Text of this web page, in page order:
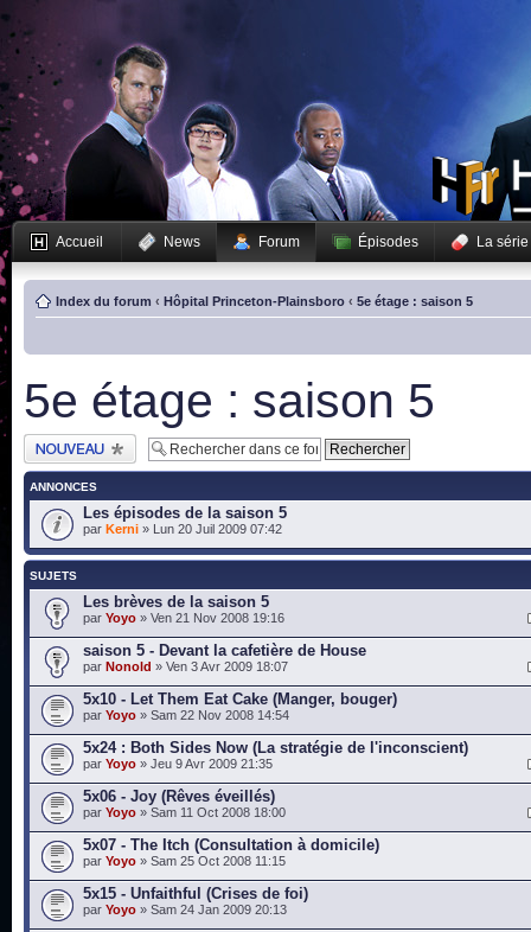
Accueil News Forum Épisodes La série
Index du forum ‹ Hôpital Princeton-Plainsboro ‹ 5e étage : saison 5
5e étage : saison 5
Publier un nouveau
sujet
ANNONCES
Les épisodes de la saison 5
par Kerni » Lun 20 Juil 2009 07:42
SUJETS
Les brèves de la saison 5
par Yoyo » Ven 21 Nov 2008 19:16
saison 5 - Devant la cafetière de House
par Nonold » Ven 3 Avr 2009 18:07
5x10 - Let Them Eat Cake (Manger, bouger)
par Yoyo » Sam 22 Nov 2008 14:54
5x24 : Both Sides Now (La stratégie de l'inconscient)
par Yoyo » Jeu 9 Avr 2009 21:35
5x06 - Joy (Rêves éveillés)
par Yoyo » Sam 11 Oct 2008 18:00
5x07 - The Itch (Consultation à domicile)
par Yoyo » Sam 25 Oct 2008 11:15
5x15 - Unfaithful (Crises de foi)
par Yoyo » Sam 24 Jan 2009 20:13